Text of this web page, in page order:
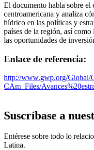
El documento habla sobre
centroamericana y analiza
hídrico en las políticas y
países de la región, así
las oportunidades de
Enlace de referencia:
http://www.gwp.org/Global/
CAm_Files/
Suscríbase a
Entérese sobre todo lo
Latina.